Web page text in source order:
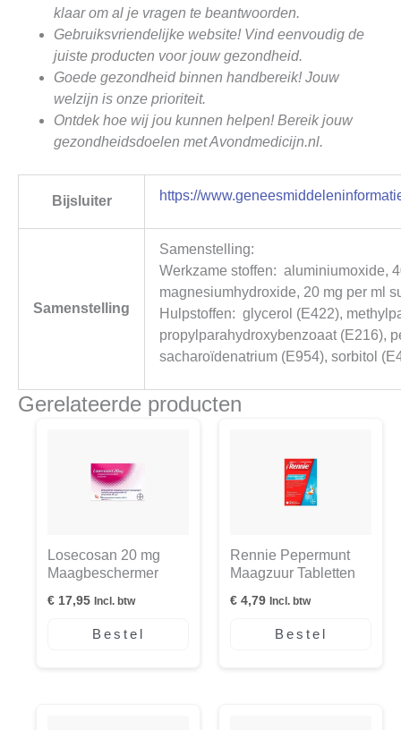
klaar om al je vragen te beantwoorden.
Gebruiksvriendelijke website! Vind eenvoudig de
juiste producten voor jouw gezondheid.
Goede gezondheid binnen handbereik! Jouw
welzijn is onze prioriteit.
Ontdek hoe wij jou kunnen helpen! Bereik jouw
gezondheidsdoelen met Avondmedicijn.nl.
Bijsluiter https://
Samenstelling
Samenstelling:
Werkzame stoffen: aluminiumoxide,
magnesiumhydroxide, 20 mg per ml
Hulpstoffen: glycerol (E422),
propylparahydroxybenzoaat (E216),
sacharoïdenatrium (E954), sorbitol
Gerelateerde producten
Losecosan 20 mg
Maagbeschermer
€ 17,95 Incl. btw
Bestel
Rennie Pepermunt
Maagzuur Tabletten
€ 4,79 Incl. btw
Bestel